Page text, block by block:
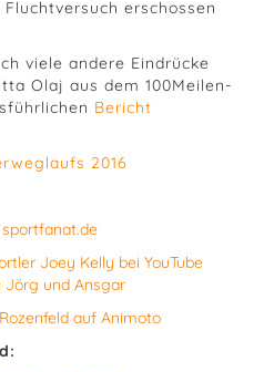
erschossen
viele andere Eindrücke
Olaj aus dem 100Meilen-
Bericht
2016
Joey Kelly bei YouTube
Jörg und Ansgar
auf Animoto